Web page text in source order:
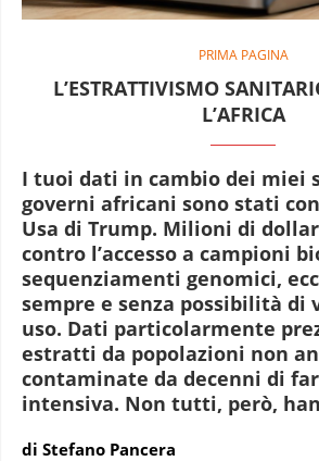
PRIMA PAGINA
L’ESTRATTIVISMO
L’AFRICA
I tuoi dati in cambio dei miei
governi africani sono stati
Usa di Trump. Milioni di
contro l’accesso a campioni
sequenziamenti genomici,
sempre e senza possibilità di
uso. Dati particolarmente
estratti da popolazioni non
contaminate da decenni di
intensiva. Non tutti, però,
di Stefano Pancera